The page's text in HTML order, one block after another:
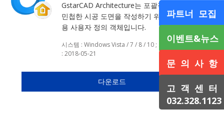
GstarCAD Architecture는 포괄적인 도구를 통해
민첩한 시공 도면을 작성하기 위한 내장 된 건축
용 사용자 정의 객체입니다.
시스템 : Windows Vista / 7 / 8 / 10 ; 크기 : 383MB ; 날짜
: 2018-05-21
다운로드
파트너 모집
이벤트&뉴스
문 의 사 항
고 객 센 터
032.328.1123